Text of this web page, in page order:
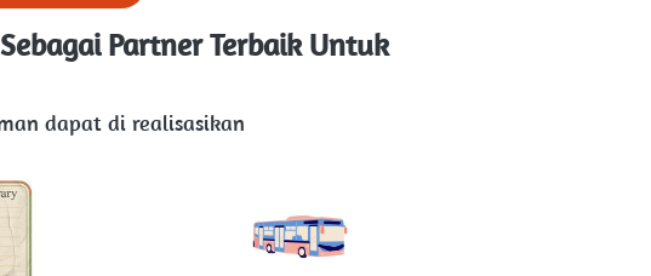
Sebagai Partner Terbaik Untuk
dapat di realisasikan